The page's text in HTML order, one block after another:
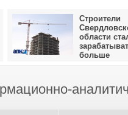
Строители
области
больше